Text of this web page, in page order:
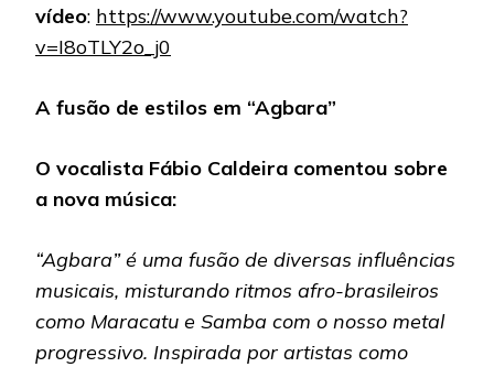
vídeo: https://www.youtube.com/watch?
v=I8oTLY2o_j0
A fusão de estilos em “Agbara”
O vocalista Fábio Caldeira comentou sobre
a nova música:
“Agbara” é uma fusão de diversas influências
musicais, misturando ritmos afro-brasileiros
como Maracatu e Samba com o nosso metal
progressivo. Inspirada por artistas como